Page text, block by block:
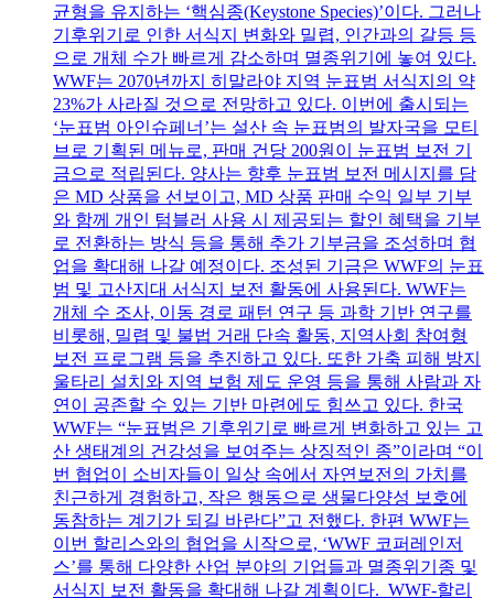
균형을 유지하는 ‘핵심종(Keystone Species)’이다. 그러나
기후위기로 인한 서식지 변화와 밀렵, 인간과의 갈등 등
으로 개체 수가 빠르게 감소하며 멸종위기에 놓여 있다.
WWF는 2070년까지 히말라야 지역 눈표범 서식지의 약
23%가 사라질 것으로 전망하고 있다. 이번에 출시되는
‘눈표범 아인슈페너’는 설산 속 눈표범의 발자국을 모티
브로 기획된 메뉴로, 판매 건당 200원이 눈표범 보전 기
금으로 적립된다. 양사는 향후 눈표범 보전 메시지를 담
은 MD 상품을 선보이고, MD 상품 판매 수익 일부 기부
와 함께 개인 텀블러 사용 시 제공되는 할인 혜택을 기부
로 전환하는 방식 등을 통해 추가 기부금을 조성하며 협
업을 확대해 나갈 예정이다. 조성된 기금은 WWF의 눈표
범 및 고산지대 서식지 보전 활동에 사용된다. WWF는
개체 수 조사, 이동 경로 패턴 연구 등 과학 기반 연구를
비롯해, 밀렵 및 불법 거래 단속 활동, 지역사회 참여형
보전 프로그램 등을 추진하고 있다. 또한 가축 피해 방지
울타리 설치와 지역 보험 제도 운영 등을 통해 사람과 자
연이 공존할 수 있는 기반 마련에도 힘쓰고 있다. 한국
WWF는 “눈표범은 기후위기로 빠르게 변화하고 있는 고
산 생태계의 건강성을 보여주는 상징적인 종”이라며 “이
번 협업이 소비자들이 일상 속에서 자연보전의 가치를
친근하게 경험하고, 작은 행동으로 생물다양성 보호에
동참하는 계기가 되길 바란다”고 전했다. 한편 WWF는
이번 할리스와의 협업을 시작으로, ‘WWF 코퍼레인저
스’를 통해 다양한 산업 분야의 기업들과 멸종위기종 및
서식지 보전 활동을 확대해 나갈 계획이다. WWF-할리